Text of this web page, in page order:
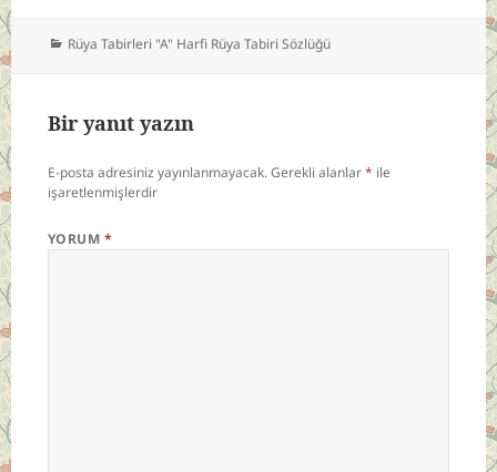
Kategoriler
Rüya Tabirleri "A" Harfi Rüya Tabiri Sözlüğü
Bir yanıt yazın
E-posta adresiniz yayınlanmayacak.Gerekli alanlar* ile
işaretlenmişlerdir
YORUM *